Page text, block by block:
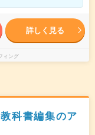
詳しく見る
ィング
科書編集のア